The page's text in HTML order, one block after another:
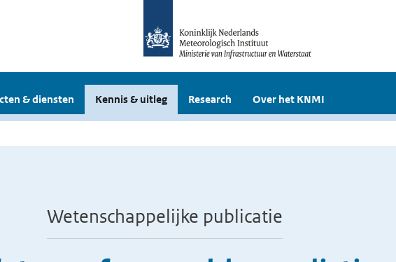
& diensten Kennis & uitleg Research Over het KNMI
Wetenschappelijke publicatie